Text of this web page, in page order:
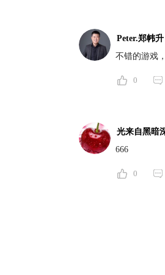
Peter.郑帏升
不错的游戏
0
光来自黑暗
666
0